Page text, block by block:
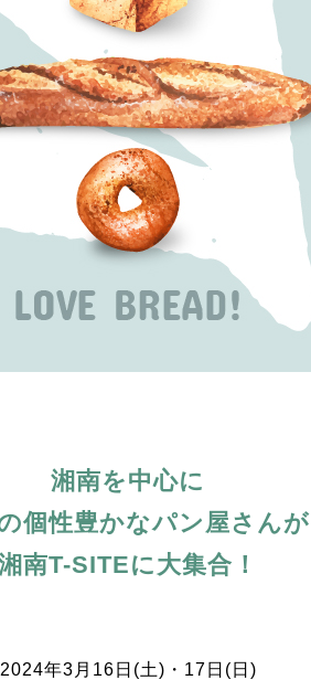
湘南を中心に
個性豊かなパン屋さんが
南T-SITEに大集合！
2024年3月16日(土)・17日(日)